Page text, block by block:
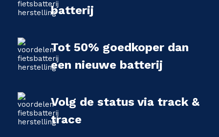
batterij
Tot 50% goedkoper dan
een nieuwe batterij
Volg de status via track &
trace